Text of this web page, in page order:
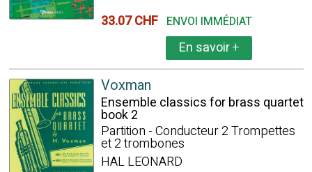
33.07 CHF ENVOI IMMÉDIAT
En savoir+
Voxman
Ensemble classics for brass quartet
book 2
Partition - Conducteur 2 Trompettes
et 2 trombones
HAL LEONARD